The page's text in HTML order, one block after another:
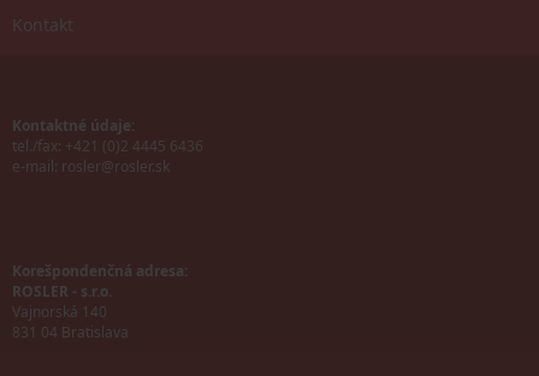
Kontakt
Kontaktné údaje:
tel./fax: +421 (0)2 4445 6436
e-mail: rosler@rosler.sk
Korešpondenčná adresa:
ROSLER - s.r.o.
Vajnorská 140
831 04 Bratislava